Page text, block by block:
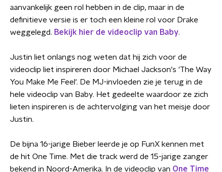
aanvankelijk geen rol hebben in de clip, maar in de
definitieve versie is er toch een kleine rol voor Drake
weggelegd. Bekijk hier de videoclip van Baby.
Justin liet onlangs nog weten dat hij zich voor de
videoclip liet inspireren door Michael Jackson's 'The Way
You Make Me Feel'. De MJ-invloeden zie je terug in de
hele videoclip van Baby. Het gedeelte waardoor ze zich
lieten inspireren is de achtervolging van het meisje door
Justin.
De bijna 16-jarige Bieber leerde je op FunX kennen met
de hit One Time. Met die track werd de 15-jarige zanger
bekend in Noord-Amerika. In de videoclip van One Time